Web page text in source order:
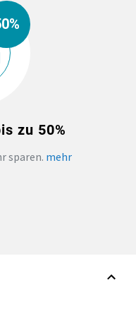
zu 50%
sparen. mehr